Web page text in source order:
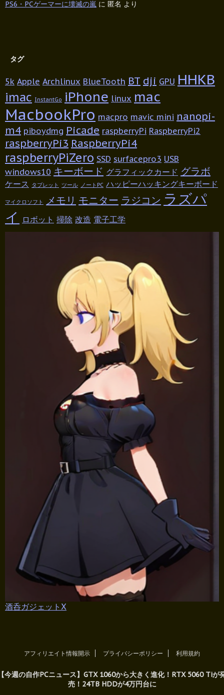
PS6・PCゲーマーに壊滅の嵐 に 匿名 より
タグ
5k Apple Archlinux BlueTooth BT dji GPU HHKB
imac InstantGo iPhone linux mac
MacbookPro macpro mavic mini nanopi-
m4 piboydmg Picade raspberryPi RaspberryPi2
raspberryPi3 RaspberryPi4
raspberryPiZero SSD surfacepro3 USB
windows10 キーボード グラフィックカード グラボ
ケース タブレット ツール ノートPC ハッピーハッキングキーボード
マイクロソフト メモリ モニター ラジコン ラズパ
イ
ロボット 掃除 改造 電子工学
酒呑ガジェットX
アフィリエイト情報開示 プライバシーポリシー 利用規約
今週の自作PCニュース】GTX 1060から大きく進化！RTX 5060 Tiが
売！24TB HDDが4万円台に